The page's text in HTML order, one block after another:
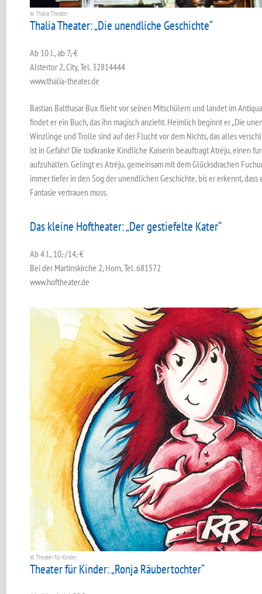
© Thalia Theater
Thalia Theater: „Die unendliche Geschichte“
Ab 10 J., ab 7,-€
Alstertor 2, City, Tel. 32814444
www.thalia-theater.de
Bastian Balthasar Bux flieht vor seinen Mitschülern und ­landet im
findet er ein Buch, das ihn magisch anzieht. Heimlich ­beginnt er „Die
Winz­linge und Trolle sind auf der Flucht vor dem Nichts, das alles
ist in Gefahr! Die tod­kranke Kindliche Kaiserin beauftragt Atréju, einen
aufzuhalten. Gelingt es Atréju, gemeinsam mit dem Glücksdrachen
immer tiefer in den Sog der un­endlichen Geschichte, bis er ­erkennt,
Fantasie vertrauen muss.
Das kleine Hoftheater: „Der gestiefelte Kater“
Ab 4 J., 10,-/14,-€
Bei der Martinskirche 2, Horn, Tel. 681572
www.hoftheater.de
© Theater für Kinder
Theater für Kinder: „Ronja Räubertochter“